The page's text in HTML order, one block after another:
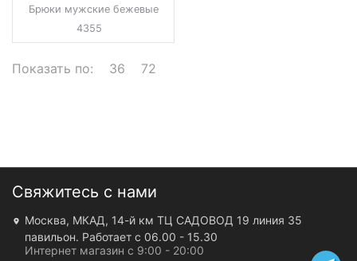
Брюки мужские бежевые
4355
Показать по: 36 72
Свяжитесь с нами
Москва, МКАД, 14-й км ТЦ САДОВОД 19 линия 35
павильон. Работает с 06.00 - 15.30
Интернет магазин с 9:00 - 20:00